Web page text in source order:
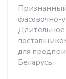
фасовочно-
для
Беларусь.